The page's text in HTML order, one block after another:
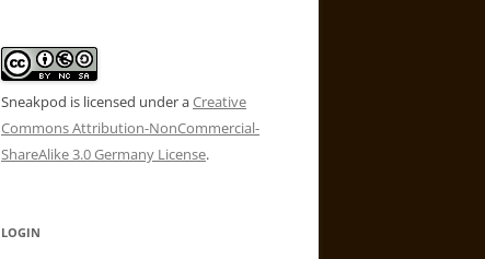
Sneakpod is licensed under aCreative
Commons Attribution-NonCommercial-
ShareAlike 3.0 Germany License.
LOGIN